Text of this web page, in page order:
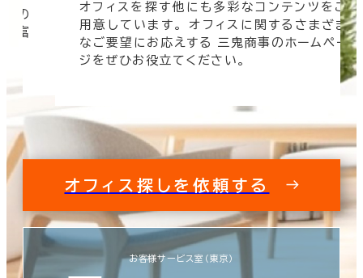
の
豊富
オフィスを探す他にも多彩なコンテンツをご
用意しています。 オフィスに関するさまざま
なご要望にお応えする 三鬼商事のホームペー
ジをぜひお役立てください。
オフィス探しを依頼する
お客様サービス室（東京）